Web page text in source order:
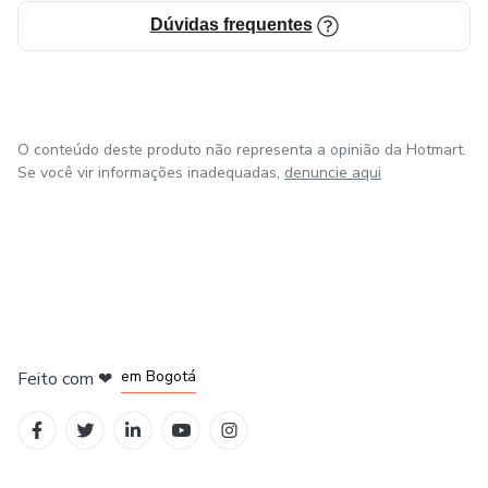
Dúvidas frequentes
O conteúdo deste produto não representa a opinião da Hotmart.
Se você vir informações inadequadas, denuncie aqui
Feito com ❤ em Bogotá